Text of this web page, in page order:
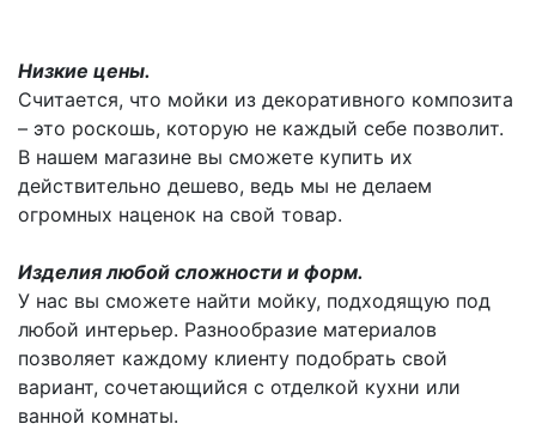
Низкие цены.
Считается, что мойки из декоративного композита
– это роскошь, которую не каждый себе позволит.
В нашем магазине вы сможете купить их
действительно дешево, ведь мы не делаем
огромных наценок на свой товар.
Изделия любой сложности и форм.
У нас вы сможете найти мойку, подходящую под
любой интерьер. Разнообразие материалов
позволяет каждому клиенту подобрать свой
вариант, сочетающийся с отделкой кухни или
ванной комнаты.